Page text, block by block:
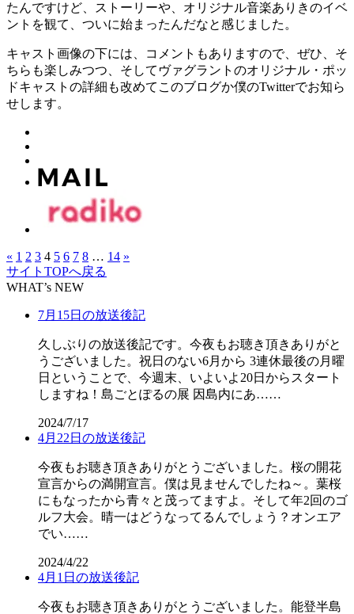
たんですけど、ストーリーや、オリジナル音楽ありきのイベ
ントを観て、ついに始まったんだなと感じました。
キャスト画像の下には、コメントもありますので、ぜひ、そ
ちらも楽しみつつ、そしてヴァグラントのオリジナル・ポッ
ドキャストの詳細も改めてこのブログか僕のTwitterでお知ら
せします。
« 1 2 3 4 5 6 7 8 … 14 »
サイトTOPへ戻る
WHAT’s NEW
7月15日の放送後記
久しぶりの放送後記です。今夜もお聴き頂きありがと
うございました。祝日のない6月から 3連休最後の月曜
日ということで、今週末、いよいよ20日からスタート
しますね！島ごとぽるの展 因島内にあ……
2024/7/17
4月22日の放送後記
今夜もお聴き頂きありがとうございました。桜の開花
宣言からの満開宣言。僕は見ませんでしたね～。葉桜
にもなったから青々と茂ってますよ。そして年2回のゴ
ルフ大会。晴一はどうなってるんでしょう？オンエア
でい……
2024/4/22
4月1日の放送後記
今夜もお聴き頂きありがとうございました。能登半島